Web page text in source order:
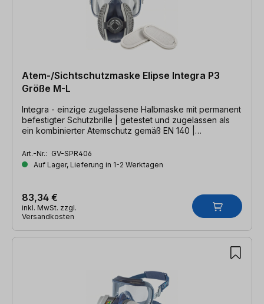
Atem-/Sichtschutzmaske Elipse Integra P3
Größe M-L
Integra - einzige zugelassene Halbmaske mit permanent
befestigter Schutzbrille | getestet und zugelassen als
ein kombinierter Atemschutz gemäß EN 140 |
Art.-Nr.: GV-SPR406
Auf Lager, Lieferung in 1-2 Werktagen
83,34 €
inkl. MwSt. zzgl.
Versandkosten